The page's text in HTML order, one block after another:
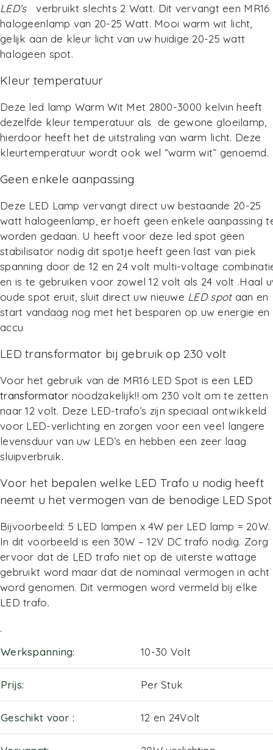
LED’sverbruikt slechts 2 Watt. Dit vervangt een MR16
halogeenlamp van 20-25 Watt. Mooi warm wit licht,
gelijk aan de kleur licht van uw huidige 20-25 watt
halogeen spot.
Kleur temperatuur
Deze led lamp Warm Wit Met 2800-3000 kelvin heeft
dezelfde kleur temperatuur als de gewone gloeilamp,
hierdoor heeft het de uitstraling van warm licht. Deze
kleurtemperatuur wordt ook wel “warm wit” genoemd.
Geen enkele aanpassing
Deze LED Lamp vervangt direct uw bestaande 20-25
watt halogeenlamp, er hoeft geen enkele aanpassing
worden gedaan. U heeft voor deze led spot geen
stabilisator nodig dit spotje heeft geen last van piek
spanning door de 12 en 24 volt multi-voltage
en is te gebruiken voor zowel 12 volt als 24 volt .Haal
oude spot eruit, sluit direct uw nieuwe LED spotaan en
start vandaag nog met het besparen op uw energie en
accu
LED transformator bij gebruik op 230 volt
Voor het gebruik van de MR16 LED Spot is een LED
transformator noodzakelijk!! om 230 volt om te zetten
naar 12 volt. Deze LED-trafo’s zijn speciaal ontwikkeld
voor LED-verlichting en zorgen voor een veel langere
levensduur van uw LED’s en hebben een zeer laag
sluipverbruik.
Voor het bepalen welke LED Trafo u nodig heeft
neemt u het vermogen van de benodige LED Spot
Bijvoorbeeld: 5 LED lampen x 4W per LED lamp = 20W.
In dit voorbeeld is een 30W – 12V DC trafo nodig. Zorg
ervoor dat de LED trafo niet op de uiterste wattage
gebruikt word maar dat de nominaal vermogen in acht
word genomen. Dit vermogen word vermeld bij elke
LED trafo.
.
Werkspanning
10-30 Volt
Prijs Per Stuk
Geschikt voor 12 en 24Volt